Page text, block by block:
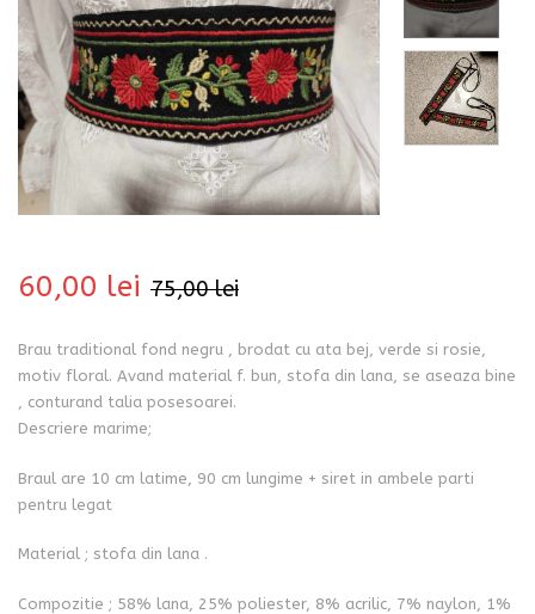
75,00lei
60,00 lei
Brau traditional fond negru , brodat cu ata bej, verde si rosie,
motiv floral. Avand material f. bun, stofa din lana, se aseaza bine
, conturand talia posesoarei.
Descriere marime;
Braul are 10 cm latime, 90 cm lungime + siret in ambele parti
pentru legat
Material ; stofa din lana .
Compozitie ; 58% lana, 25% poliester, 8% acrilic, 7% naylon, 1%